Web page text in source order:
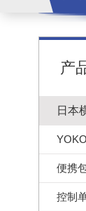
产
日本
便携
控制